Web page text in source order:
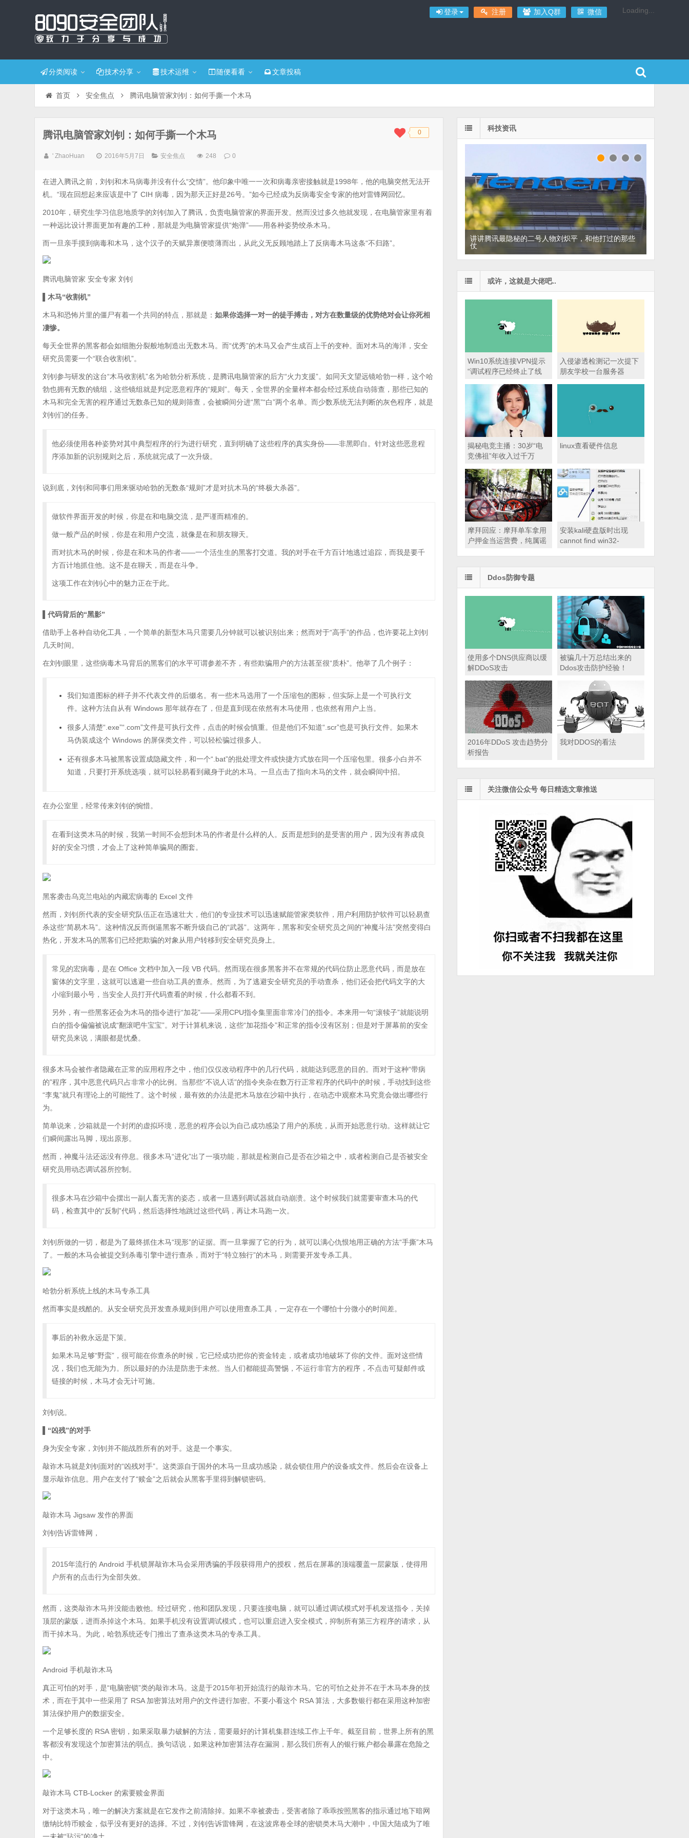
登录 注册 加入Q群 微信 Loading...
分类阅读 技术分享 技术运维 随便看看 文章投稿
首页 安全焦点 腾讯电脑管家刘钊：如何手撕一个木马
◆◆ 0
腾讯电脑管家刘钊：如何手撕一个木马
' ZhaoHuan 2016年5月7日 安全焦点 248 0
在进入腾讯之前，刘钊和木马病毒并没有什么“交情”。他印象中唯一一次和病毒亲密接触就是1998年，他的电脑突然无法开
机。“现在回想起来应该是中了 CIH 病毒，因为那天正好是26号。”如今已经成为反病毒安全专家的他对雷锋网回忆。
2010年，研究生学习信息地质学的刘钊加入了腾讯，负责电脑管家的界面开发。然而没过多久他就发现，在电脑管家里有着
一种远比设计界面更加有趣的工种，那就是为电脑管家提供“炮弹”——用各种姿势绞杀木马。
而一旦亲手摸到病毒和木马，这个汉子的天赋异禀便喷薄而出，从此义无反顾地踏上了反病毒木马这条“不归路”。
腾讯电脑管家 安全专家 刘钊
▌木马“收割机”
木马和恐怖片里的僵尸有着一个共同的特点，那就是：如果你选择一对一的徒手搏击，对方在数量级的优势绝对会让你死相
凄惨。
每天全世界的黑客都会如细胞分裂般地制造出无数木马。而“优秀”的木马又会产生成百上千的变种。面对木马的海洋，安全
研究员需要一个“联合收割机”。
刘钊参与研发的这台“木马收割机”名为哈勃分析系统，是腾讯电脑管家的后方“火力支援”。如同天文望远镜哈勃一样，这个哈
勃也拥有无数的镜组，这些镜组就是判定恶意程序的“规则”。每天，全世界的全量样本都会经过系统自动筛查，那些已知的
木马和完全无害的程序通过无数条已知的规则筛查，会被瞬间分进“黑”“白”两个名单。而少数系统无法判断的灰色程序，就是
刘钊们的任务。
他必须使用各种姿势对其中典型程序的行为进行研究，直到明确了这些程序的真实身份——非黑即白。针对这些恶意程
序添加新的识别规则之后，系统就完成了一次升级。
说到底，刘钊和同事们用来驱动哈勃的无数条“规则”才是对抗木马的“终极大杀器”。
做软件界面开发的时候，你是在和电脑交流，是严谨而精准的。
做一般产品的时候，你是在和用户交流，就像是在和朋友聊天。
而对抗木马的时候，你是在和木马的作者——一个活生生的黑客打交道。我的对手在千方百计地逃过追踪，而我是要千
方百计地抓住他。这不是在聊天，而是在斗争。
这项工作在刘钊心中的魅力正在于此。
▌代码背后的“黑影”
借助手上各种自动化工具，一个简单的新型木马只需要几分钟就可以被识别出来；然而对于“高手”的作品，也许要花上刘钊
几天时间。
在刘钊眼里，这些病毒木马背后的黑客们的水平可谓参差不齐，有些欺骗用户的方法甚至很“质朴”。他举了几个例子：
我们知道图标的样子并不代表文件的后缀名。有一些木马选用了一个压缩包的图标，但实际上是一个可执行文
件。这种方法自从有 Windows 那年就存在了，但是直到现在依然有木马使用，也依然有用户上当。
很多人清楚“.exe”“.com”文件是可执行文件，点击的时候会慎重。但是他们不知道“.scr”也是可执行文件。如果木
马伪装成这个 Windows 的屏保类文件，可以轻松骗过很多人。
还有很多木马被黑客设置成隐藏文件，和一个“.bat”的批处理文件或快捷方式放在同一个压缩包里。很多小白并不
知道，只要打开系统选项，就可以轻易看到藏身于此的木马。一旦点击了指向木马的文件，就会瞬间中招。
在办公室里，经常传来刘钊的惋惜。
在看到这类木马的时候，我第一时间不会想到木马的作者是什么样的人。反而是想到的是受害的用户，因为没有养成良
好的安全习惯，才会上了这种简单骗局的圈套。
黑客袭击乌克兰电站的内藏宏病毒的 Excel 文件
然而，刘钊所代表的安全研究队伍正在迅速壮大，他们的专业技术可以迅速赋能管家类软件，用户利用防护软件可以轻易查
杀这些“简易木马”。这种情况反而倒逼黑客不断升级自己的“武器”。这两年，黑客和安全研究员之间的“神魔斗法”突然变得白
热化，开发木马的黑客们已经把欺骗的对象从用户转移到安全研究员身上。
常见的宏病毒，是在 Office 文档中加入一段 VB 代码。然而现在很多黑客并不在常规的代码位防止恶意代码，而是放在
窗体的文字里，这就可以逃避一些自动工具的查杀。然而，为了逃避安全研究员的手动查杀，他们还会把代码文字的大
小缩到最小号，当安全人员打开代码查看的时候，什么都看不到。
另外，有一些黑客还会为木马的指令进行“加花”——采用CPU指令集里面非常冷门的指令。本来用一句“滚犊子”就能说明
白的指令偏偏被说成“翻滚吧牛宝宝”。对于计算机来说，这些“加花指令”和正常的指令没有区别；但是对于屏幕前的安全
研究员来说，满眼都是忧桑。
很多木马会被作者隐藏在正常的应用程序之中，他们仅仅改动程序中的几行代码，就能达到恶意的目的。而对于这种“带病
的”程序，其中恶意代码只占非常小的比例。当那些“不说人话”的指令夹杂在数万行正常程序的代码中的时候，手动找到这些
“李鬼”就只有理论上的可能性了。这个时候，最有效的办法是把木马放在沙箱中执行，在动态中观察木马究竟会做出哪些行
为。
简单说来，沙箱就是一个封闭的虚拟环境，恶意的程序会以为自己成功感染了用户的系统，从而开始恶意行动。这样就让它
们瞬间露出马脚，现出原形。
然而，神魔斗法还远没有停息。很多木马“进化”出了一项功能，那就是检测自己是否在沙箱之中，或者检测自己是否被安全
研究员用动态调试器所控制。
很多木马在沙箱中会摆出一副人畜无害的姿态，或者一旦遇到调试器就自动崩溃。这个时候我们就需要审查木马的代
码，检查其中的“反制”代码，然后选择性地跳过这些代码，再让木马跑一次。
刘钊所做的一切，都是为了最终抓住木马“现形”的证据。而一旦掌握了它的行为，就可以满心仇恨地用正确的方法“手撕”木马
了。一般的木马会被提交到杀毒引擎中进行查杀，而对于“特立独行”的木马，则需要开发专杀工具。
哈勃分析系统上线的木马专杀工具
然而事实是残酷的。从安全研究员开发查杀规则到用户可以使用查杀工具，一定存在一个哪怕十分微小的时间差。
事后的补救永远是下策。
如果木马足够“野蛮”，很可能在你查杀的时候，它已经成功把你的资金转走，或者成功地破坏了你的文件。面对这些情
况，我们也无能为力。所以最好的办法是防患于未然。当人们都能提高警惕，不运行非官方的程序，不点击可疑邮件或
链接的时候，木马才会无计可施。
刘钊说。
▌“凶残”的对手
身为安全专家，刘钊并不能战胜所有的对手。这是一个事实。
敲诈木马就是刘钊面对的“凶残对手”。这类源自于国外的木马一旦成功感染，就会锁住用户的设备或文件。然后会在设备上
显示敲诈信息。用户在支付了“赎金”之后就会从黑客手里得到解锁密码。
敲诈木马 Jigsaw 发作的界面
刘钊告诉雷锋网，
2015年流行的 Android 手机锁屏敲诈木马会采用诱骗的手段获得用户的授权，然后在屏幕的顶端覆盖一层蒙版，使得用
户所有的点击行为全部失效。
然而，这类敲诈木马并没能击败他。经过研究，他和团队发现，只要连接电脑，就可以通过调试模式对手机发送指令，关掉
顶层的蒙版，进而杀掉这个木马。如果手机没有设置调试模式，也可以重启进入安全模式，抑制所有第三方程序的请求，从
而干掉木马。为此，哈勃系统还专门推出了查杀这类木马的专杀工具。
Android 手机敲诈木马
真正可怕的对手，是“电脑密锁”类的敲诈木马。这是于2015年初开始流行的敲诈木马。它的可怕之处并不在于木马本身的技
术，而在于其中一些采用了 RSA 加密算法对用户的文件进行加密。不要小看这个 RSA 算法，大多数银行都在采用这种加密
算法保护用户的数据安全。
一个足够长度的 RSA 密钥，如果采取暴力破解的方法，需要最好的计算机集群连续工作上千年。截至目前，世界上所有的黑
客都没有发现这个加密算法的弱点。换句话说，如果这种加密算法存在漏洞，那么我们所有人的银行账户都会暴露在危险之
中。
敲诈木马 CTB-Locker 的索要赎金界面
对于这类木马，唯一的解决方案就是在它发作之前清除掉。如果不幸被袭击，受害者除了乖乖按照黑客的指示通过地下暗网
缴纳比特币赎金，似乎没有更好的选择。不过，刘钊告诉雷锋网，在这波席卷全球的密锁类木马大潮中，中国大陆成为了唯
科技资讯
讲讲腾讯最隐秘的二号人物刘炽平，和他打过的那些
仗
或许，这就是大佬吧..
Win10系统连接VPN提示
“调试程序已经终止了线
入侵渗透检测记一次提下
朋友学校一台服务器
揭秘电竞主播：30岁“电
竞佛祖”年收入过千万
linux查看硬件信息
摩拜回应：摩拜单车拿用
户押金当运营费，纯属谣
安装kali硬盘版时出现
cannot find win32-
Ddos防御专题
使用多个DNS供应商以缓
解DDoS攻击
被骗几十万总结出来的
Ddos攻击防护经验！
2016年DDoS 攻击趋势分
析报告
我对DDOS的看法
关注微信公众号 每日精选文章推送